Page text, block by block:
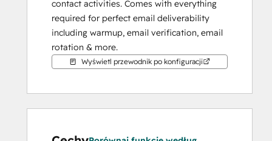
contact activities. Comes with everything
required for perfect email deliverability
including warmup, email verification, email
rotation & more.
Wyświetl przewodnik po konfiguracji